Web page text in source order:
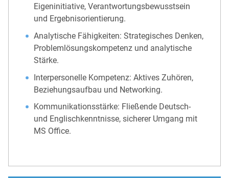
Eigeninitiative, Verantwortungsbewusstsein
und Ergebnisorientierung.
Analytische Fähigkeiten: Strategisches Denken,
Problemlösungskompetenz und analytische
Stärke.
Interpersonelle Kompetenz: Aktives Zuhören,
Beziehungsaufbau und Networking.
Kommunikationsstärke: Fließende Deutsch-
und Englischkenntnisse, sicherer Umgang mit
MS Office.